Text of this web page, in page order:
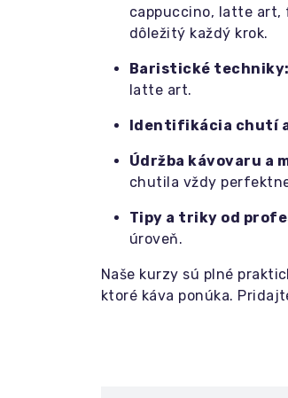
cappuccino, latte art,
dôležitý každý krok.
Baristické techniky:
latte art.
Identifikácia chutí
Údržba kávovaru a
chutila vždy
Tipy a triky od
úroveň.
Naše kurzy sú plné
ktoré káva ponúka.